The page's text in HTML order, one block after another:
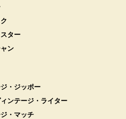
ター
ン
・ジッポー
ンテージ・ライター
・マッチ